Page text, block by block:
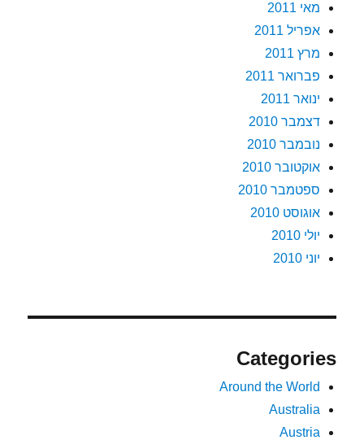
מאי 2011
אפריל 2011
מרץ 2011
פברואר 2011
ינואר 2011
דצמבר 2010
נובמבר 2010
אוקטובר 2010
ספטמבר 2010
אוגוסט 2010
יולי 2010
יוני 2010
Categories
Around the World
Australia
Austria